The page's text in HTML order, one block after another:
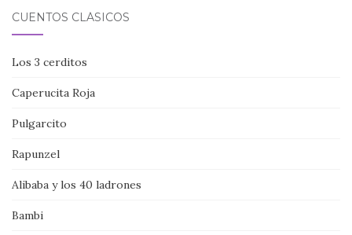
CUENTOS CLÁSICOS
Los 3 cerditos
Caperucita Roja
Pulgarcito
Rapunzel
Alibaba y los 40 ladrones
Bambi